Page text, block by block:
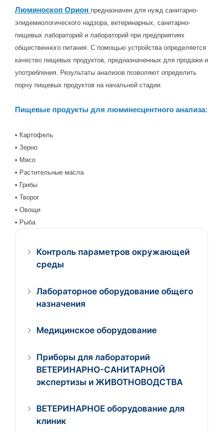
Люминоскоп Орион предназначен для нужд санитарно-
эпидемиологического надзора, ветеринарных, санитарно-
пищевых лабораторий и лабораторий при предприятиях
общественного питания. С помощью устройства определяется
качество пищевых продуктов, предназначенных для продажи и
употребления. Результаты анализов позволяют определить
порчу пищевых продуктов на начальной стадии.
Пищевые продукты для люминесцентного анализа:
• Картофель
• Зерно
• Мясо
• Растительные масла
• Грибы
• Творог
• Овощи
• Рыба
Контроль параметров окружающей
среды
Лабораторное оборудование общего
назначения
Медицинское оборудование
Приборы для лабораторий
ВЕТЕРИНАРНО-САНИТАРНОЙ
экспертизы и ЖИВОТНОВОДСТВА
ВЕТЕРИНАРНОЕ оборудование для
клиник